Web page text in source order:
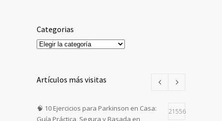
Categorias
Categorias
Artículos más visitas
🧠 10 Ejercicios para Parkinson en Casa:
21556